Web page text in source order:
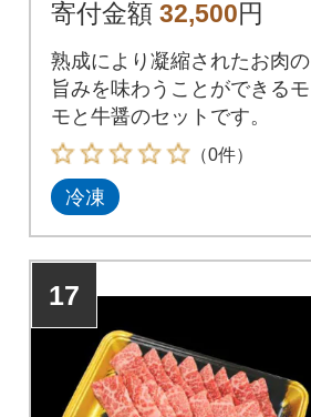
寄付金額 32,500円
熟成により凝縮されたお肉の
旨みを味わうことができるモ
モと牛醤のセットです。
（0件）
冷凍
17